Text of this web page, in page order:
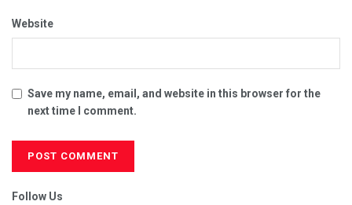
Website
Save my name, email, and website in this browser for the
next time I comment.
Follow Us